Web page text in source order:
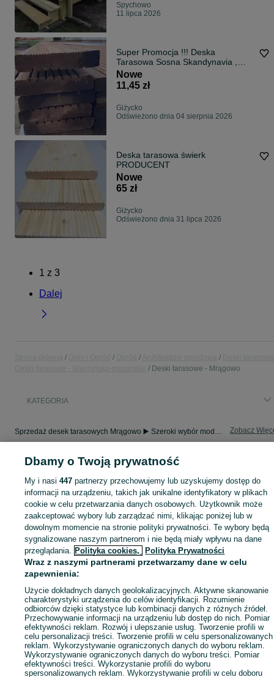
Spychowo
11 lipca 2026
Super Promocja !!! Deska
Tarasowa Sosna Skandynavia ,
impregnowana ćieśnieniowo - 28
mm x 145 mm x 4,8 MB
Nowe
11,45 zł
Giżycko
Odświeżono dnia 04 sierpnia 2026
Deska tarasowa świerk
PRODUCENT
Nowe
65 zł
Giżycko
Odświeżono dnia 31 lipca 2026
1 z 3
Dalej
Deski tarasowe - Mrągowo
KATEGORIA
Sprzedaż desek tarasowych Mrągowo ▶️ Szeroki wybór modeli, kolorów i rozmiarów ✅ Nowe i używane w atrakcyjnych cenach ☝ Sprawdź oferty na OLX.pl! Zobacz
Mapa kategorii
Mapa miejscowości
Mapa ministron
Popularne wyszukiwania
Dbamy o Twoją prywatność
My i nasi447 partnerzy przechowujemy lub uzyskujemy dostęp do
informacji na urządzeniu, takich jak unikalne identyfikatory w plikach
cookie w celu przetwarzania danych osobowych. Użytkownik może
zaakceptować wybory lub zarządzać nimi, klikając poniżej lub w
dowolnym momencie na stronie polityki prywatności. Te wybory będą
sygnalizowane naszym partnerom i nie będą miały wpływu na dane
przeglądania. Polityka cookies, Polityka Prywatności
Wraz z naszymi partnerami przetwarzamy dane w celu
zapewnienia:
Użycie dokładnych danych geolokalizacyjnych. Aktywne skanowanie
charakterystyki urządzenia do celów identyfikacji. Rozumienie
odbiorców dzięki statystyce lub kombinacji danych z różnych źródeł.
Przechowywanie informacji na urządzeniu lub dostęp do nich. Pomiar
efektywności reklam. Rozwój i ulepszanie usług. Tworzenie profili w
celu personalizacji treści. Tworzenie profili w celu spersonalizowanych
reklam. Wykorzystywanie ograniczonych danych do wyboru reklam.
Wykorzystywanie ograniczonych danych do wyboru treści. Pomiar
efektywności treści. Wykorzystanie profili do wyboru
spersonalizowanych reklam. Wykorzystywanie profili w celu doboru